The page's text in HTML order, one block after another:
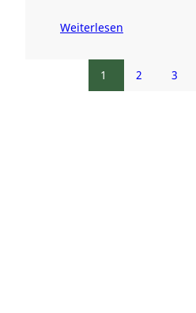
Weiterlesen
1 2 3